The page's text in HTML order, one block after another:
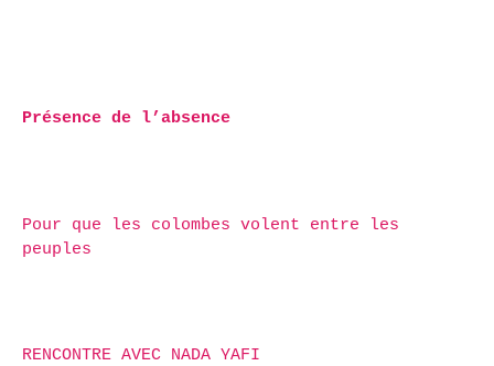
Présence de l’absence
Pour que les colombes volent entre les
peuples
RENCONTRE AVEC NADA YAFI